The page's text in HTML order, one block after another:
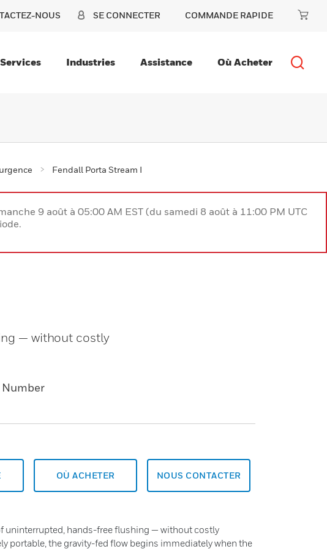
NOUS SE CONNECTER COMMANDE RAPIDE
Services Industries Assistance Où Acheter
Fendall Porta Stream I
9 août à 05:00 AM EST (du samedi 8 août à 11:00 PM UTC
— without costly
Number
OÙ ACHETER NOUS CONTACTER
uninterrupted, hands-free flushing — without costly
portable, the gravity-fed flow begins immediately when the